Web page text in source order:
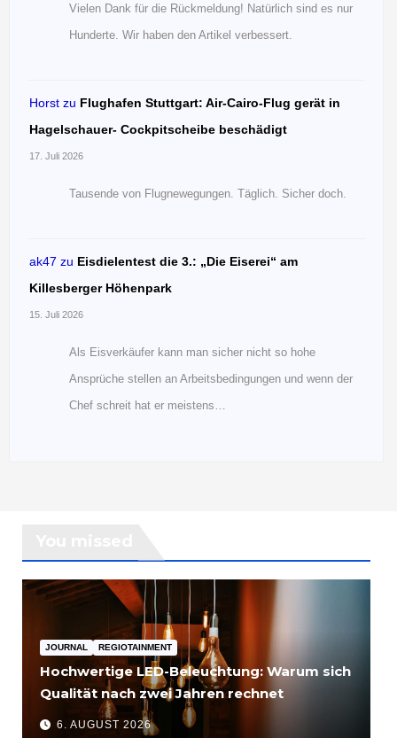
Vielen Dank für die Rückmeldung! Natürlich sind es nur
Hunderte. Wir haben den Artikel verbessert.
Horst zu Flughafen Stuttgart: Air-Cairo-Flug gerät in
Hagelschauer- Cockpitscheibe beschädigt
17. Juli 2026
Tausende von Flugnewegungen. Täglich. Sicher doch.
ak47 zu Eisdielentest die 3.: „Die Eiserei“ am
Killesberger Höhenpark
15. Juli 2026
Als Eisverkäufer kann man sicher nicht so hohe
Ansprüche stellen an Arbeitsbedingungen und wenn der
Chef schreit hat er meistens…
JOURNAL REGIOTAINMENT
Hochwertige LED-Beleuchtung: Warum sich
Qualität nach zwei Jahren rechnet
6. AUGUST 2026